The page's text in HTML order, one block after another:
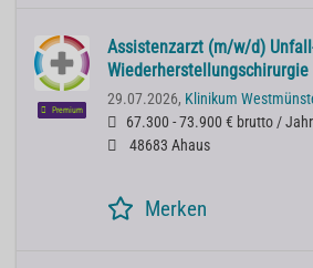
Premium
Assistenzarzt (m/w/d)
Wiederherstellungschirurgie
29.07.2026, Klinikum
67.300 - 73.900 € brutto / Jahr
48683 Ahaus
Merken